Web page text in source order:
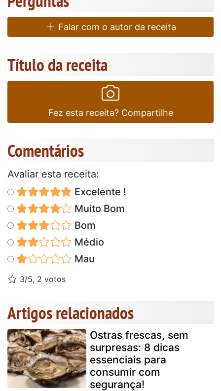
Falar com o autor da receita
Título da receita
Fez esta receita? Compartilhe
Comentários
Avaliar esta receita:
Excelente !
Muito Bom
Bom
Médio
Mau
3/5, 2 votos
Artigos relacionados
Ostras frescas, sem
surpresas: 8 dicas
essenciais para
consumir com
segurança!